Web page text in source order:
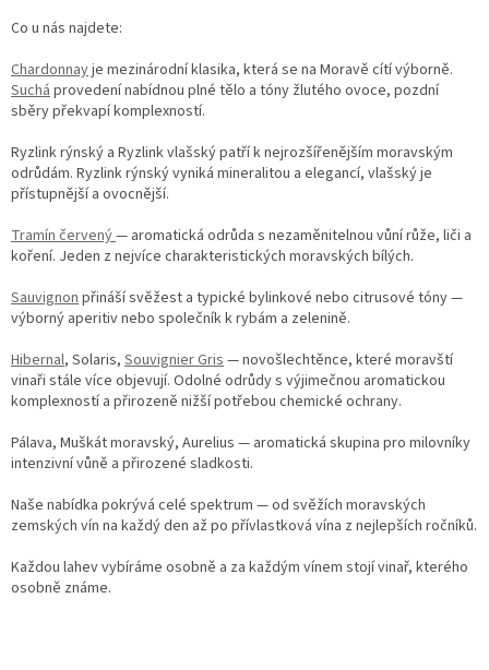
p
i
Co u nás najdete:
Chardonnayje mezinárodní klasika, která se na Moravě cítí výborně.
Sucháprovedení nabídnou plné tělo a tóny žlutého ovoce, pozdní
sběry překvapí komplexností.
Ryzlink rýnský a Ryzlink vlašský patří k nejrozšířenějším moravským
odrůdám. Ryzlink rýnský vyniká mineralitou a elegancí, vlašský je
přístupnější a ovocnější.
Tramín červený— aromatická odrůda s nezaměnitelnou vůní růže, liči a
koření. Jeden z nejvíce charakteristických moravských bílých.
Sauvignonpřináší svěžest a typické bylinkové nebo citrusové tóny —
výborný aperitiv nebo společník k rybám a zelenině.
Hibernal, Solaris, Souvignier Gris— novošlechtěnce, které moravští
vinaři stále více objevují. Odolné odrůdy s výjimečnou aromatickou
komplexností a přirozeně nižší potřebou chemické ochrany.
Pálava, Muškát moravský, Aurelius — aromatická skupina pro milovníky
intenzivní vůně a přirozené sladkosti.
Naše nabídka pokrývá celé spektrum — od svěžích moravských
zemských vín na každý den až po přívlastková vína z nejlepších ročníků.
Každou lahev vybíráme osobně a za každým vínem stojí vinař, kterého
osobně známe.